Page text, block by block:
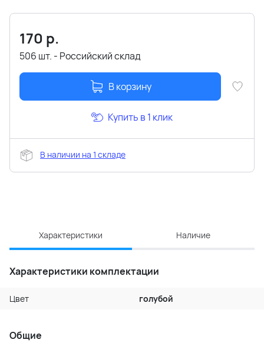
170 р.
506 шт. - Российский склад
В корзину
Купить в 1 клик
В наличии на 1 складе
Характеристики Наличие
Характеристики комплектации
Цвет голубой
Общие